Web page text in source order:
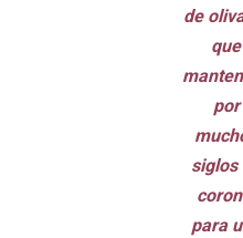
de
que
por
siglos
para